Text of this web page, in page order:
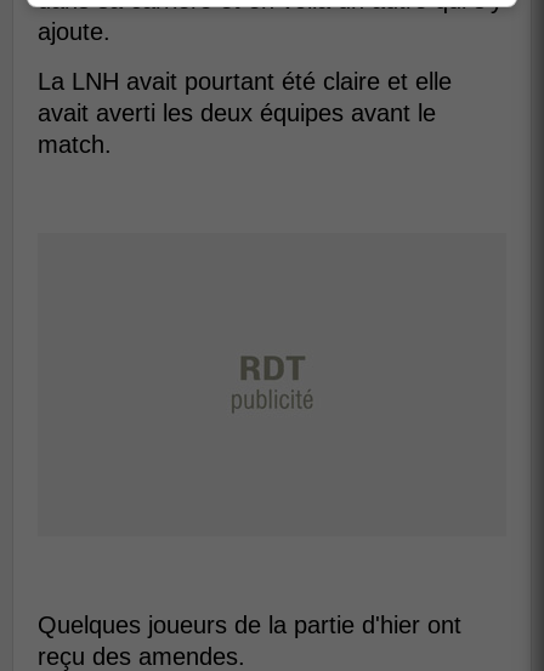
ajoute.
La LNH avait pourtant été claire et elle
avait averti les deux équipes avant le
match.
Quelques joueurs de la partie d'hier ont
reçu des amendes.